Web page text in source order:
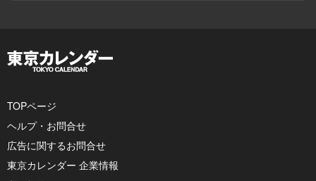
TOPページ
ヘルプ・お問合せ
広告に関するお問合せ
東京カレンダー 企業情報